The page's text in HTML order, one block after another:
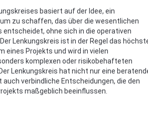
basiert auf der Idee, ein
zu schaffen, das über die wesentlichen
entscheidet, ohne sich in die operativen
Lenkungskreis ist in der Regel das
eines Projekts und wird in vielen
komplexen oder risikobehafteten
Lenkungskreis hat nicht nur eine
verbindliche Entscheidungen, die den
maßgeblich beeinflussen.